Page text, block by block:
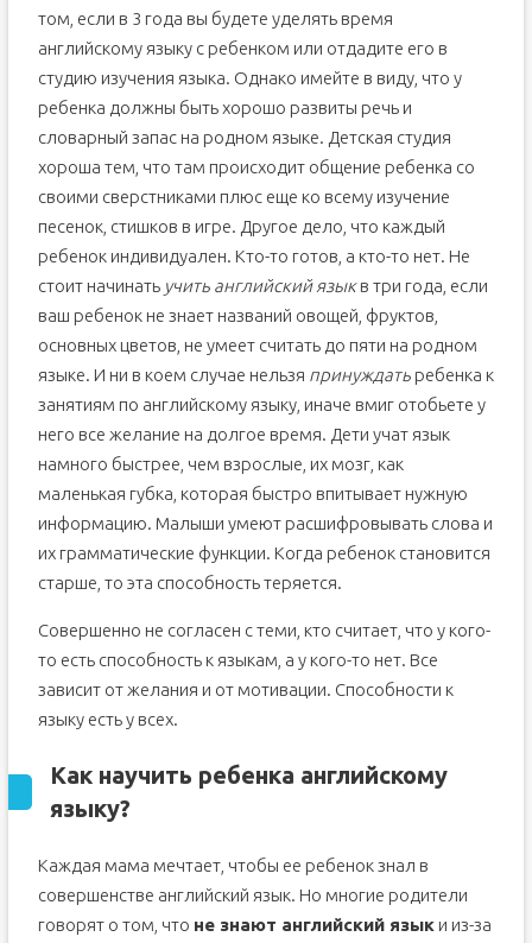
том, если в 3 года вы будете уделять время
английскому языку с ребенком или отдадите его в
студию изучения языка. Однако имейте в виду, что у
ребенка должны быть хорошо развиты речь и
словарный запас на родном языке. Детская студия
хороша тем, что там происходит общение ребенка со
своими сверстниками плюс еще ко всему изучение
песенок, стишков в игре. Другое дело, что каждый
ребенок индивидуален. Кто-то готов, а кто-то нет. Не
стоит начинать учить английский языкв три года, если
ваш ребенок не знает названий овощей, фруктов,
основных цветов, не умеет считать до пяти на родном
языке. И ни в коем случае нельзя принуждатьребенка к
занятиям по английскому языку, иначе вмиг отобьете у
него все желание на долгое время. Дети учат язык
намного быстрее, чем взрослые, их мозг, как
маленькая губка, которая быстро впитывает нужную
информацию. Малыши умеют расшифровывать слова и
их грамматические функции. Когда ребенок становится
старше, то эта способность теряется.
Совершенно не согласен с теми, кто считает, что у кого-
то есть способность к языкам, а у кого-то нет. Все
зависит от желания и от мотивации. Способности к
языку есть у всех.
Как научить ребенка английскому
языку?
Каждая мама мечтает, чтобы ее ребенок знал в
совершенстве английский язык. Но многие родители
говорят о том, что не знают английский языки из-за